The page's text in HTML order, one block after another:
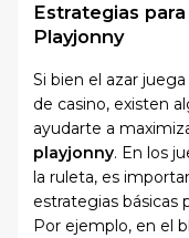
Estrategias
Playjonny
Si bien el azar
de casino, existen
ayudarte a
playjonny. En los
la ruleta, es
estrategias básicas
Por ejemplo, en el